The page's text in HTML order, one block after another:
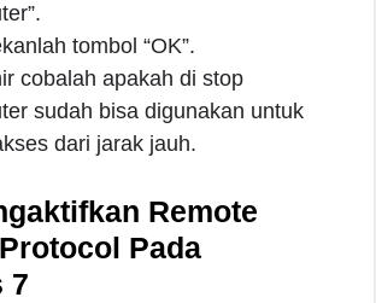
tombol “OK”.
cobalah apakah di stop
sudah bisa digunakan untuk
dari jarak jauh.
Remote
Pada
7